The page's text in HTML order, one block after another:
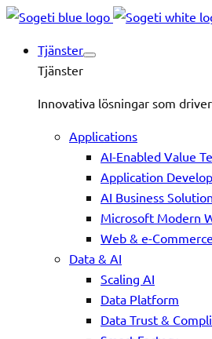
Tjänster
Tjänster
Innovativa lösningar som
Applications
AI-Enabled Value
Application
AI Business
Microsoft Modern
Web & e-Commerce
Data & AI
Scaling AI
Data Platform
Data Trust &